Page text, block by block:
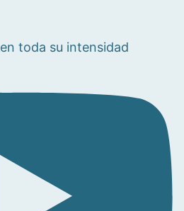
toda su intensidad